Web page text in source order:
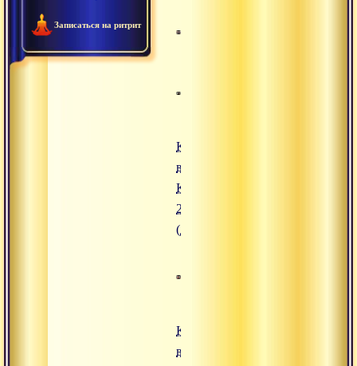
Записаться на ритрит
Кора
вокруг
Кайласа
2012
(день 2)
Кора
вокруг